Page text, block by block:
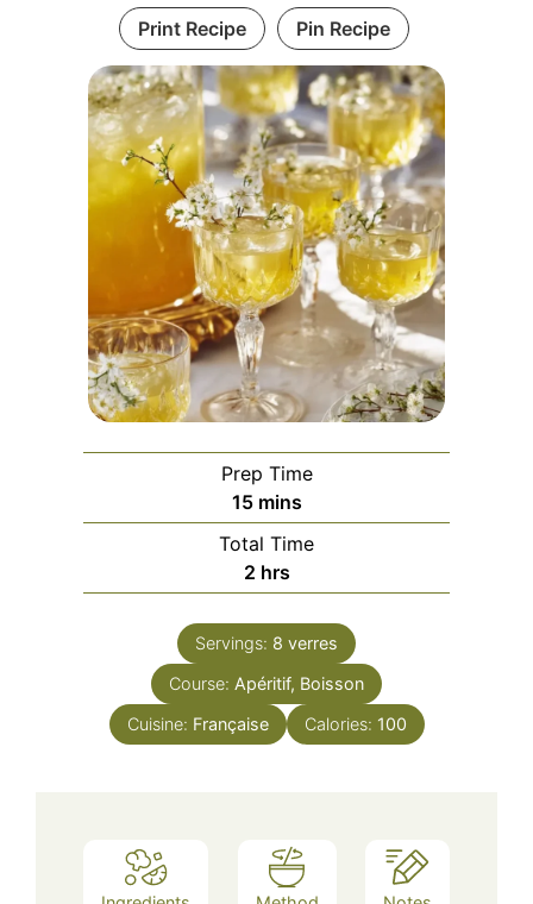
Print Recipe Pin Recipe
Prep Time
15minutes
mins
Total Time
2hours
hrs
Servings: 8 verres
Course: Apéritif, Boisson
Cuisine: Française Calories: 100